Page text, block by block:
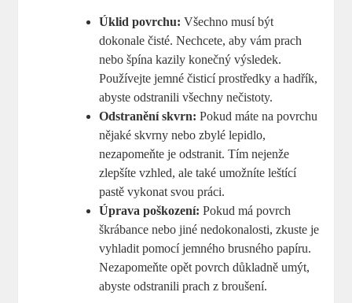
Úklid povrchu: Všechno musí být
dokonale čisté. Nechcete, aby vám prach
nebo špína kazily konečný výsledek.
Používejte jemné čisticí prostředky a hadřík,
abyste odstranili všechny nečistoty.
Odstranění skvrn: Pokud máte na povrchu
nějaké skvrny nebo zbylé lepidlo,
nezapomeňte je odstranit. Tím nejenže
zlepšíte vzhled, ale také umožníte leštící
pastě vykonat svou práci.
Úprava poškození: Pokud má povrch
škrábance nebo jiné nedokonalosti, zkuste je
vyhladit pomocí jemného brusného papíru.
Nezapomeňte opět povrch důkladně umýt,
abyste odstranili prach z broušení.